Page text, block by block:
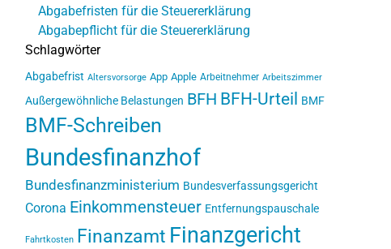
Abgabefristen für die Steuererklärung
Abgabepflicht für die Steuererklärung
Schlagwörter
Abgabefrist Altersvorsorge App Apple Arbeitnehmer Arbeitszimmer
Außergewöhnliche Belastungen BFH BFH-Urteil BMF
BMF-Schreiben
Bundesfinanzhof
Bundesfinanzministerium Bundesverfassungsgericht
Corona Einkommensteuer Entfernungspauschale
Fahrtkosten Finanzamt Finanzgericht